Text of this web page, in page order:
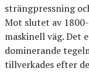
strängpressning
Mot slutet av
maskinell väg. Det
dominerande
tillverkades efter